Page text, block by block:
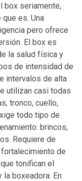
box seriamente,
es. Una
pero ofrece
El box es
la salud física y
de intensidad de
intervalos de alta
utilizan casi todas
tronco, cuello,
todo tipo de
brincos,
Requiere de
de
tonifican el
boxeadora. En